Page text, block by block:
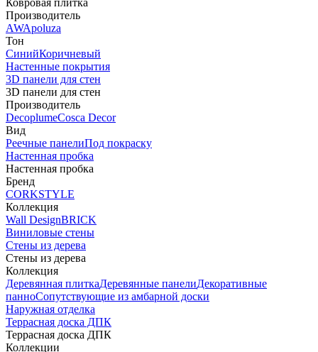
Ковровая плитка
Производитель
AWApoluza
Тон
СинийКоричневый
Настенные покрытия
3D панели для стен
3D панели для стен
Производитель
DecoplumeCosca Decor
Вид
Реечные панелиПод покраску
Настенная пробка
Настенная пробка
Бренд
CORKSTYLE
Коллекция
Wall DesignBRICK
Виниловые стены
Стены из дерева
Стены из дерева
Коллекция
Деревянная плиткаДеревянные панелиДекоративные
панноСопутствующие из амбарной доски
Наружная отделка
Террасная доска ДПК
Террасная доска ДПК
Коллекции